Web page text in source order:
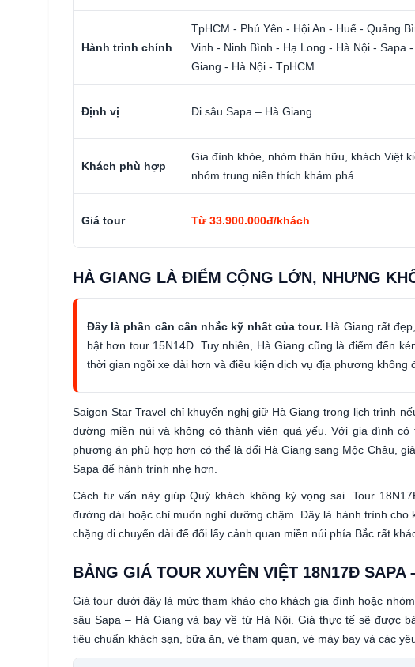
Hành trình chính
TpHCM - Phú Yên - Hội An - Huế - Quảng
Vinh - Ninh Bình - Hạ Long - Hà Nội - Sapa -
Giang - Hà Nội - TpHCM
Định vị Đi sâu Sapa – Hà Giang
Khách phù hợp
Gia đình khỏe, nhóm thân hữu, khách Việt
nhóm trung niên thích khám phá
Giá tour Từ 33.900.000đ/khách
HÀ GIANG LÀ ĐIỂM CỘNG LỚN, NHƯNG
Đây là phần cần cân nhắc kỹ nhất của tour. Hà Giang rất
bật hơn tour 15N14Đ. Tuy nhiên, Hà Giang cũng là điểm đến
thời gian ngồi xe dài hơn và điều kiện dịch vụ địa phương không
Saigon Star Travel chỉ khuyến nghị giữ Hà Giang trong lịch trình
đường miền núi và không có thành viên quá yếu. Với gia đình
phương án phù hợp hơn có thể là đổi Hà Giang sang Mộc Châu,
Sapa để hành trình nhẹ hơn.
Cách tư vấn này giúp Quý khách không kỳ vọng sai. Tour
đường dài hoặc chỉ muốn nghỉ dưỡng chậm. Đây là hành trình
chặng di chuyển dài để đổi lấy cảnh quan miền núi phía Bắc rất
BẢNG GIÁ TOUR XUYÊN VIỆT 18N17Đ SAPA
Giá tour dưới đây là mức tham khảo cho khách gia đình hoặc
sâu Sapa – Hà Giang và bay về từ Hà Nội. Giá thực tế sẽ được
tiêu chuẩn khách sạn, bữa ăn, vé tham quan, vé máy bay và các